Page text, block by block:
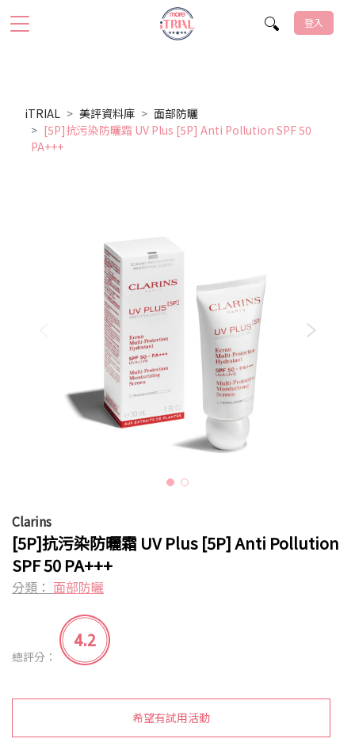
登入
iTRIAL 美評資料庫
面部防曬
[5P]抗污染防曬霜 UV Plus [5P] Anti Pollution SPF 50
PA+++
Clarins
[5P]抗污染防曬霜 UV Plus [5P] Anti Pollution
SPF 50 PA+++
分類： 面部防曬
總評分：
4.2
希望有試用活動